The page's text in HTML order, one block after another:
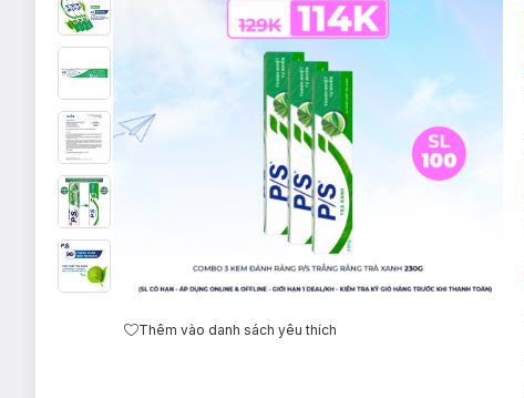
Thêm vào danh sách yêu thích